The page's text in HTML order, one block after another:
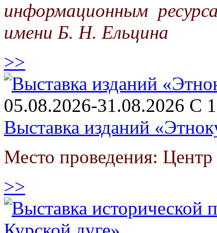
информационным
имени Б. Н. Ельцина
>>
05.08.2026-31.08.2026 С
Выставка изданий
Место проведения:
>>